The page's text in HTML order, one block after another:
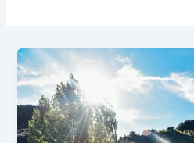
Les
modèles
de
migration
en